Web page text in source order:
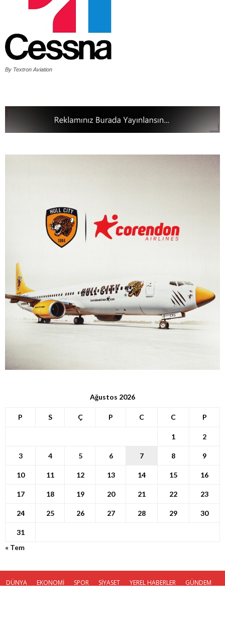
By Textron Aviation
Ağustos 2026
P S Ç P C C P
1 2
3 4 5 6 7 8 9
10 11 12 13 14 15 16
17 18 19 20 21 22 23
24 25 26 27 28 29 30
31
« Tem
DÜNYA EKONOMİ SPOR SİYASET YEREL HABERLER
GÜNDEM